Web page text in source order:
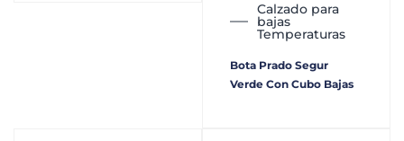
Calzado para
bajas
Temperaturas
Bota Prado Segur
Verde Con Cubo Bajas